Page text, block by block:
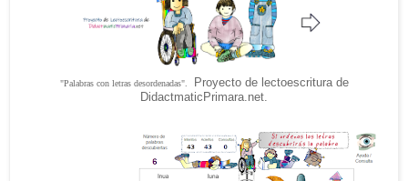
"Palabras con letras desordenadas".
Proyecto de lectoescritura de
DidactmaticPrimara.net.